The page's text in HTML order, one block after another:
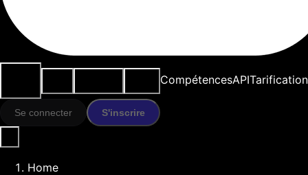
CompétencesAPITarification
Se connecter S'inscrire
Home